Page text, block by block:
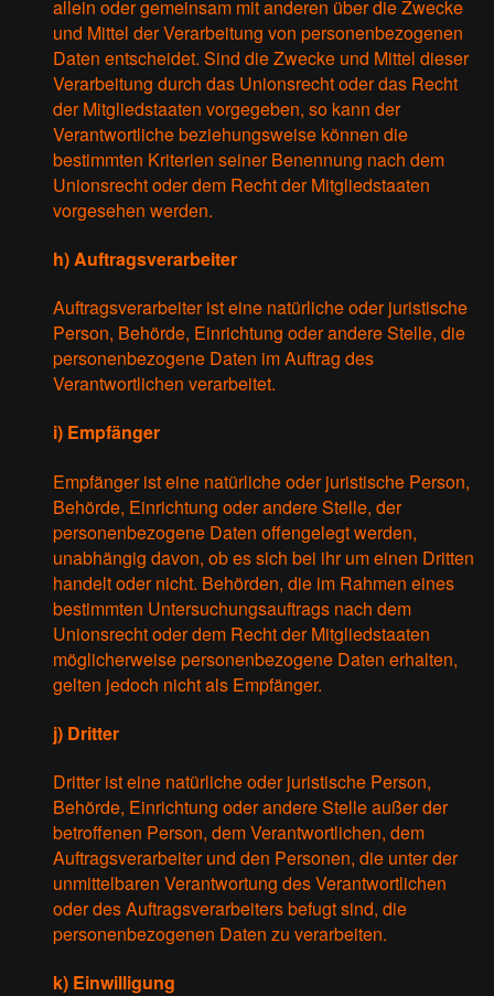
allein oder gemeinsam mit anderen über die Zwecke
und Mittel der Verarbeitung von personenbezogenen
Daten entscheidet. Sind die Zwecke und Mittel dieser
Verarbeitung durch das Unionsrecht oder das Recht
der Mitgliedstaaten vorgegeben, so kann der
Verantwortliche beziehungsweise können die
bestimmten Kriterien seiner Benennung nach dem
Unionsrecht oder dem Recht der Mitgliedstaaten
vorgesehen werden.
h) Auftragsverarbeiter
Auftragsverarbeiter ist eine natürliche oder juristische
Person, Behörde, Einrichtung oder andere Stelle, die
personenbezogene Daten im Auftrag des
Verantwortlichen verarbeitet.
i) Empfänger
Empfänger ist eine natürliche oder juristische Person,
Behörde, Einrichtung oder andere Stelle, der
personenbezogene Daten offengelegt werden,
unabhängig davon, ob es sich bei ihr um einen Dritten
handelt oder nicht. Behörden, die im Rahmen eines
bestimmten Untersuchungsauftrags nach dem
Unionsrecht oder dem Recht der Mitgliedstaaten
möglicherweise personenbezogene Daten erhalten,
gelten jedoch nicht als Empfänger.
j) Dritter
Dritter ist eine natürliche oder juristische Person,
Behörde, Einrichtung oder andere Stelle außer der
betroffenen Person, dem Verantwortlichen, dem
Auftragsverarbeiter und den Personen, die unter der
unmittelbaren Verantwortung des Verantwortlichen
oder des Auftragsverarbeiters befugt sind, die
personenbezogenen Daten zu verarbeiten.
k) Einwilligung